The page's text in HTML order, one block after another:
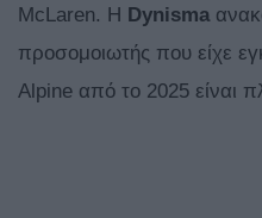
McLaren. H
Dynisma
προσομοιωτής που είχε
Alpine από το 2025 είναι